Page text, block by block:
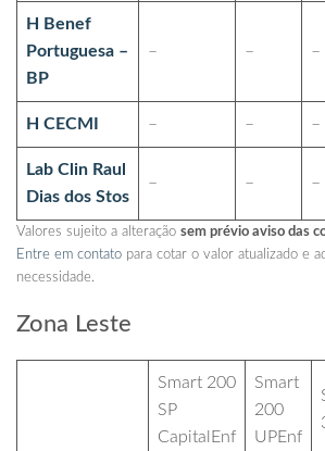
H Benef
Portuguesa –
BP
– – –
H CECMI – – –
Lab Clin Raul
Dias dos Stos
– – –
Valores sujeito a alteração sem prévio aviso das
Entre em contato para cotar o valor atualizado e
necessidade.
Zona Leste
Smart 200
SP
CapitalEnf
Smart
200
UPEnf